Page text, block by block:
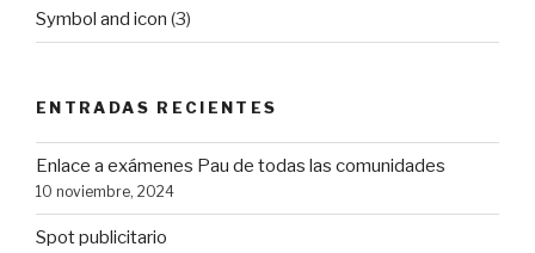
Symbol and icon (3)
ENTRADAS RECIENTES
Enlace a exámenes Pau de todas las comunidades
10 noviembre, 2024
Spot publicitario